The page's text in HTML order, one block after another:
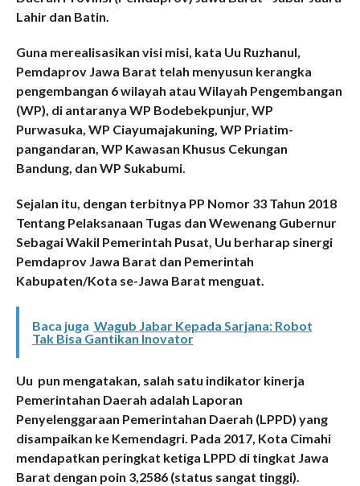
Lahir dan Batin.
Guna merealisasikan visi misi, kata Uu Ruzhanul,
Pemdaprov Jawa Barat telah menyusun kerangka
pengembangan 6 wilayah atau Wilayah Pengembangan
(WP), di antaranya WP Bodebekpunjur, WP
Purwasuka, WP Ciayumajakuning, WP Priatim-
pangandaran, WP Kawasan Khusus Cekungan
Bandung, dan WP Sukabumi.
Sejalan itu, dengan terbitnya PP Nomor 33 Tahun 2018
Tentang Pelaksanaan Tugas dan Wewenang Gubernur
Sebagai Wakil Pemerintah Pusat, Uu berharap sinergi
Pemdaprov Jawa Barat dan Pemerintah
Kabupaten/Kota se-Jawa Barat menguat.
Baca juga Wagub Jabar Kepada Sarjana: Robot
Tak Bisa Gantikan Inovator
Uu pun mengatakan, salah satu indikator kinerja
Pemerintahan Daerah adalah Laporan
Penyelenggaraan Pemerintahan Daerah (LPPD) yang
disampaikan ke Kemendagri. Pada 2017, Kota Cimahi
mendapatkan peringkat ketiga LPPD di tingkat Jawa
Barat dengan poin 3,2586 (status sangat tinggi).